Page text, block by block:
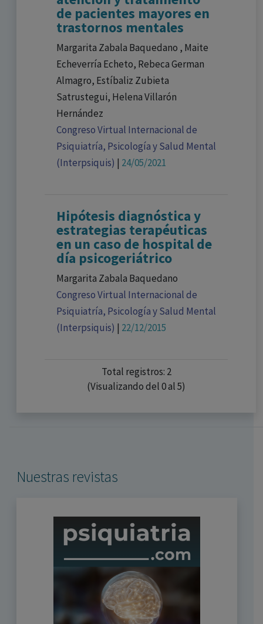
de pacientes mayores en
trastornos mentales
Margarita Zabala Baquedano , Maite
Echeverría Echeto, Rebeca German
Almagro, Estíbaliz Zubieta
Satrustegui, Helena Villarón
Hernández
Congreso Virtual Internacional de
Psiquiatría, Psicología y Salud Mental
(Interpsiquis) | 24/05/2021
Hipótesis diagnóstica y
estrategias terapéuticas
en un caso de hospital de
día psicogeriátrico
Margarita Zabala Baquedano
Congreso Virtual Internacional de
Psiquiatría, Psicología y Salud Mental
(Interpsiquis) | 22/12/2015
Total registros: 2
(Visualizando del 0 al 5)
Nuestras revistas